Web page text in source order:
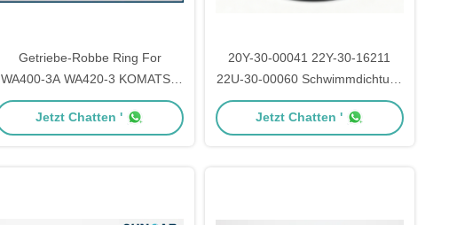
Getriebe-Robbe Ring For
WA400-3A WA420-3 KOMATSU
der Rad-Lader-Teil-714-07-
18580
Jetzt Chatten '
20Y-30-00041 22Y-30-16211
22U-30-00060 Schwimmdichtung
für Komatsu-Bagger BP500-3
BR200T-1 D155A-3 D31P-20
Jetzt Chatten '